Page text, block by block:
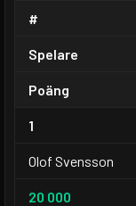
#
Spelare
Poäng
1
Olof Svensson
20 000